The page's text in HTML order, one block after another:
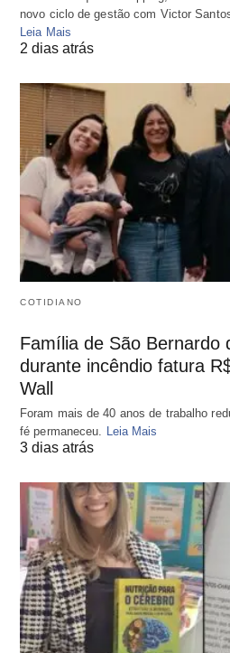
novo ciclo de gestão com Victor
Leia Mais
2 dias atrás
COTIDIANO
Família de São Bernardo
durante incêndio fatura
Wall
Foram mais de 40 anos de trabalho
fé permaneceu. Leia Mais
3 dias atrás